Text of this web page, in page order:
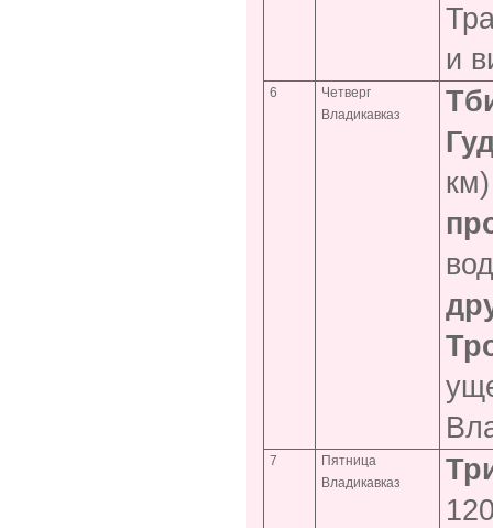
и
6
Четверг
Владикавказ
км)
7
Пятница
Владикавказ